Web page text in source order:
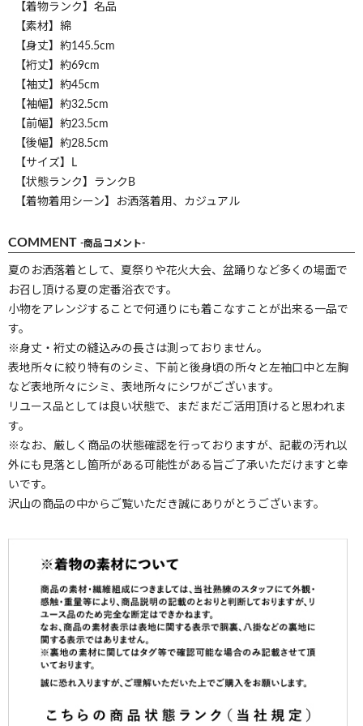
【着物ランク】名品
【素材】綿
【身丈】約145.5cm
【裄丈】約69cm
【袖丈】約45cm
【袖幅】約32.5cm
【前幅】約23.5cm
【後幅】約28.5cm
【サイズ】L
【状態ランク】ランクB
【着物着用シーン】お洒落着用、カジュアル
COMMENT -商品コメント-
夏のお洒落着として、夏祭りや花火大会、盆踊りなど多くの場面で
お召し頂ける夏の定番浴衣です。
小物をアレンジすることで何通りにも着こなすことが出来る一品で
す。
※身丈・裄丈の縫込みの長さは測っておりません。
表地所々に絞り特有のシミ、下前と後身頃の所々と左袖口中と左胸
など表地所々にシミ、表地所々にシワがございます。
リユース品としては良い状態で、まだまだご活用頂けると思われま
す。
※なお、厳しく商品の状態確認を行っておりますが、記載の汚れ以
外にも見落とし箇所がある可能性がある旨ご了承いただけますと幸
いです。
沢山の商品の中からご覧いただき誠にありがとうございます。